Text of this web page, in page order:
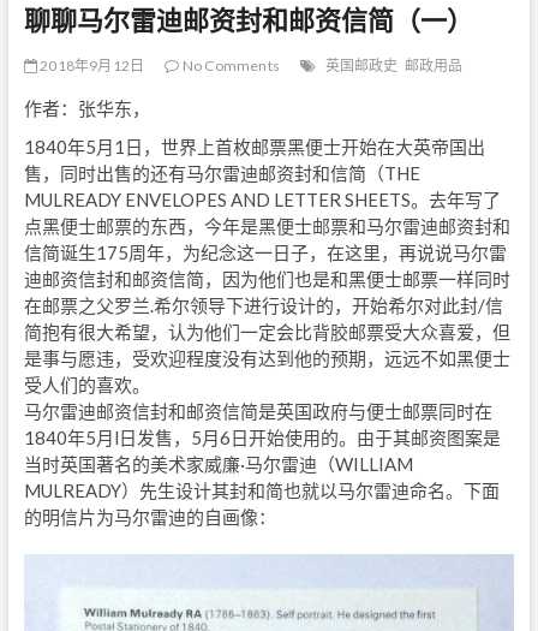
聊聊马尔雷迪邮资封和邮资信简（一）
2018年9月12日 No Comments 英国邮政史 邮政用品
作者：张华东，
1840年5月1日，世界上首枚邮票黑便士开始在大英帝国出
售，同时出售的还有马尔雷迪邮资封和信简（THE
MULREADY ENVELOPES AND LETTER SHEETS。去年写了
点黑便士邮票的东西，今年是黑便士邮票和马尔雷迪邮资封和
信简诞生175周年，为纪念这一日子，在这里，再说说马尔雷
迪邮资信封和邮资信简，因为他们也是和黑便士邮票一样同时
在邮票之父罗兰.希尔领导下进行设计的，开始希尔对此封/信
简抱有很大希望，认为他们一定会比背胶邮票受大众喜爱，但
是事与愿违，受欢迎程度没有达到他的预期，远远不如黑便士
受人们的喜欢。
马尔雷迪邮资信封和邮资信简是英国政府与便士邮票同时在
1840年5月l日发售，5月6日开始使用的。由于其邮资图案是
当时英国著名的美术家威廉·马尔雷迪（WILLIAM
MULREADY）先生设计其封和简也就以马尔雷迪命名。下面
的明信片为马尔雷迪的自画像：